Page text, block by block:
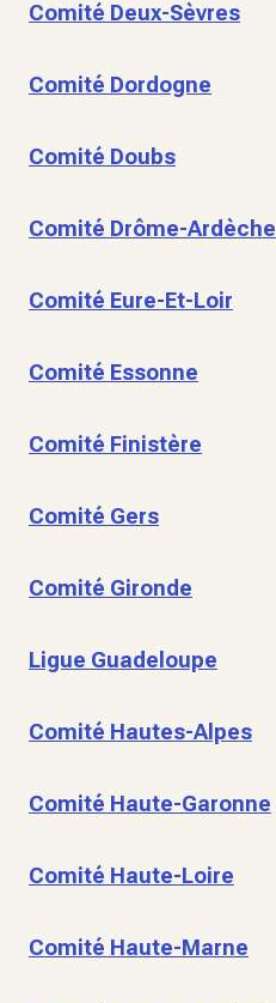
Comité Deux-Sèvres
Comité Dordogne
Comité Doubs
Comité Drôme-Ardèche
Comité Eure-Et-Loir
Comité Essonne
Comité Finistère
Comité Gers
Comité Gironde
Ligue Guadeloupe
Comité Hautes-Alpes
Comité Haute-Garonne
Comité Haute-Loire
Comité Haute-Marne